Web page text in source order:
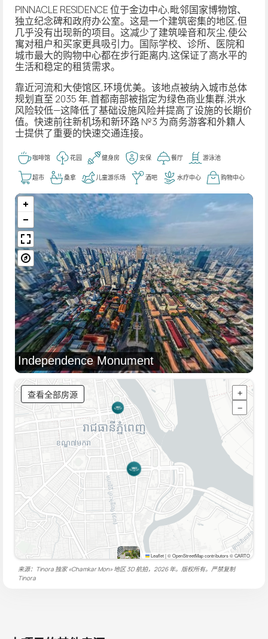
PINNACLE RESIDENCE 位于金边中心,毗邻国家博物馆、
独立纪念碑和政府办公室。这是一个建筑密集的地区,但
几乎没有出现新的项目。这减少了建筑噪音和灰尘,使公
寓对租户和买家更具吸引力。国际学校、诊所、医院和
城市最大的购物中心都在步行距离内,这保证了高水平的
生活和稳定的租赁需求。
靠近河流和大使馆区,环境优美。该地点被纳入城市总体
规划直至 2035 年,首都南部被指定为绿色商业集群,洪水
风险较低—这降低了基础设施风险并提高了设施的长期价
值。快速前往新机场和新环路 №3 为商务游客和外籍人
士提供了重要的快速交通连接。
咖啡馆 花园 健身房 安保 餐厅 游泳池
超市 桑拿 儿童游乐场 酒吧 水疗中心 购物中心
Independence Monument
查看全部房源
+
−
Leaflet|© OpenStreetMap contributors © CARTO
来源：Tinora 独家 «Chamkar Mon» 地区 3D 航拍，2026 年。版权所有。严禁复制
Tinora